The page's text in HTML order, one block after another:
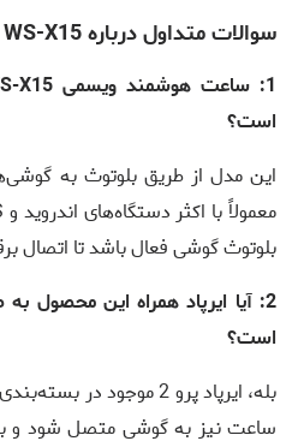
سوالات متداول درباره WS-X15
است؟
این مدل از طریق بلوتوث به
بلوتوث گوشی فعال باشد تا اتصال
2: آیا ایرپاد همراه این محصول
است؟
بله، ایرپاد پرو 2 موجود
ساعت نیز به گوشی متصل شود و